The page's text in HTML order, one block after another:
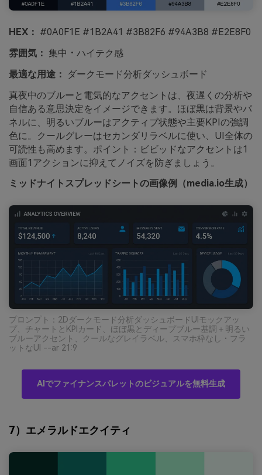
HEX： #0A0F1E #1B2A41 #3B82F6 #94A3B8 #E2E8F0
雰囲気： 集中・ハイテク感
最適な用途：
ダークモード分析ダッシュボード
真夜中のブルーと電気的なアクセントは、夜遅くの分析や
自信ある意思決定をイメージできます。ほぼ黒は背景やパ
ネルに、明るいブルーはアクティブ状態や主要KPIの強調
色に。クールグレーはセカンダリラベルに使い、UI全体の
可読性も高めます。ポイント：ビビッドなアクセントは1
画面1アクションに抑えてノイズを防ぎましょう。
ミッドナイトスプレッドシートの画像例（media.io生成）
プロンプト：2Dダークモード分析ダッシュボードUIモックアッ
プ、チャートとKPIカード、ほぼ黒とディープブルー基調＋明るい
ブルーアクセント、クールなグレイラベル、スマホ枠なし・フラ
ットなUI --ar 21:9
AIでファイナンスパレットのビジュアルを無料生成
7）エメラルドエクイティ